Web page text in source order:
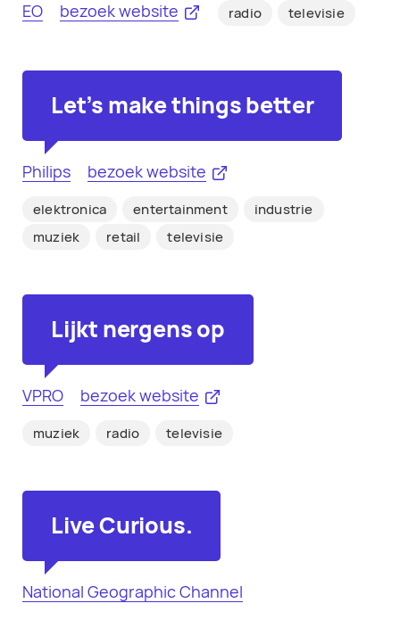
EO bezoek website radio televisie
Let's make things better
Philips bezoek website
elektronica entertainment
industrie
muziek
retail televisie
Lijkt nergens op
VPRO bezoek website
muziek radio televisie
Live Curious.
National Geographic Channel